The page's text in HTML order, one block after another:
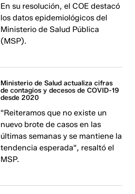
En su resolución, el COE destacó
los datos epidemiológicos del
Ministerio de Salud Pública
(MSP).
Ministerio de Salud actualiza cifras
de contagios y decesos de COVID-19
desde 2020
"Reiteramos que no existe un
nuevo brote de casos en las
últimas semanas y se mantiene la
tendencia esperada", resaltó el
MSP.